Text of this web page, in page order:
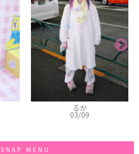
るか
03/09
SNAP MENU